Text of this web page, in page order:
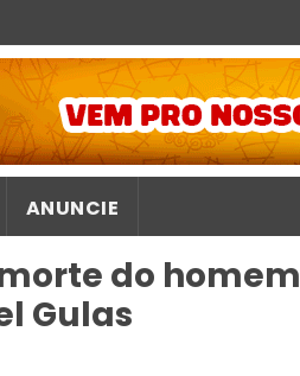
ANUNCIE
do homem
Gulas